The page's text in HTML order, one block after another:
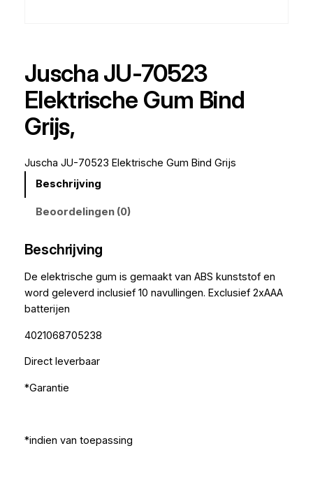
Juscha JU-70523
Elektrische Gum Bind
Grijs,
Juscha JU-70523 Elektrische Gum Bind Grijs
Beschrijving
Beoordelingen (0)
Beschrijving
De elektrische gum is gemaakt van ABS kunststof en
word geleverd inclusief 10 navullingen. Exclusief 2xAAA
batterijen
4021068705238
Direct leverbaar
*Garantie
*indien van toepassing